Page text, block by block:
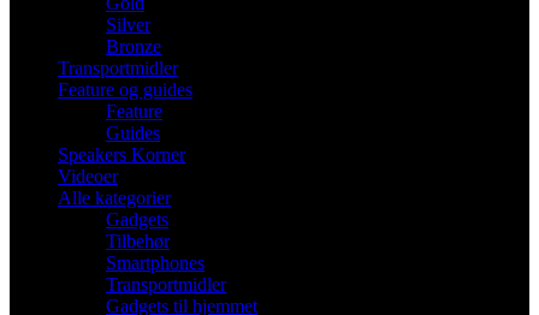
Silver
Bronze
Transportmidler
Feature og guides
Feature
Guides
Speakers Korner
Videoer
Alle kategorier
Gadgets
Tilbehør
Smartphones
Transportmidler
Gadgets til hjemmet